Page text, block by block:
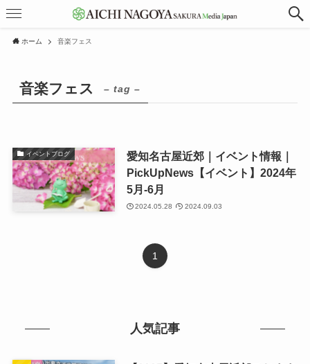
ホーム 音楽フェス
音楽フェス – tag –
イベントブログ
愛知名古屋近郊｜イベント情報｜
PickUpNews【イベント】2024年
5月-6月
2024.05.28 2024.09.03
1
人気記事